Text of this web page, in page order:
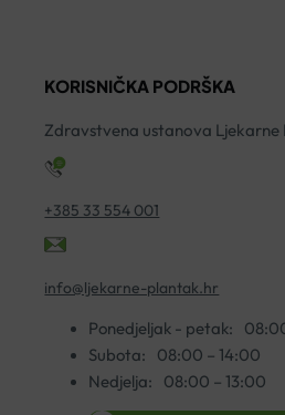
KORISNIČKA PODRŠKA
Zdravstvena ustanova Ljekarne
+385 33 554 001
info@ljekarne-plantak.hr
Ponedjeljak - petak:
Subota:
08:00 – 14:00
Nedjelja:
08:00 – 13:00